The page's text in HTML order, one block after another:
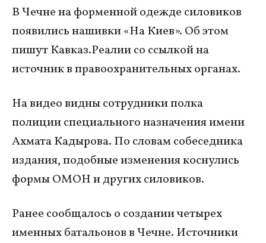
В Чечне на форменной одежде силовиков
появились нашивки «На Киев». Об этом
пишут Кавказ.Реалии со ссылкой на
источник в правоохранительных органах.
На видео видны сотрудники полка
полиции специального назначения имени
Ахмата Кадырова. По словам собеседника
издания, подобные изменения коснулись
формы ОМОН и других силовиков.
Ранее сообщалось о создании четырех
именных батальонов в Чечне. Источники